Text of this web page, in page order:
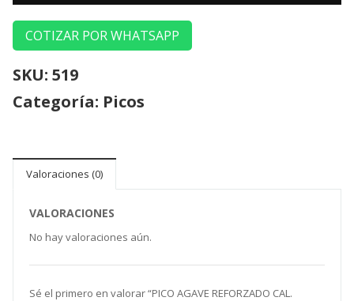
COTIZAR POR WHATSAPP
SKU: 519
Categoría: Picos
Valoraciones (0)
VALORACIONES
No hay valoraciones aún.
Sé el primero en valorar “PICO AGAVE REFORZADO CAL.